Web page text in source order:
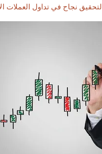
لتحقيق نجاح في تداول العملات